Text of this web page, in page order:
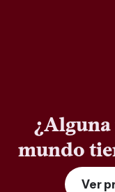
¿Alguna
mundo
Ver